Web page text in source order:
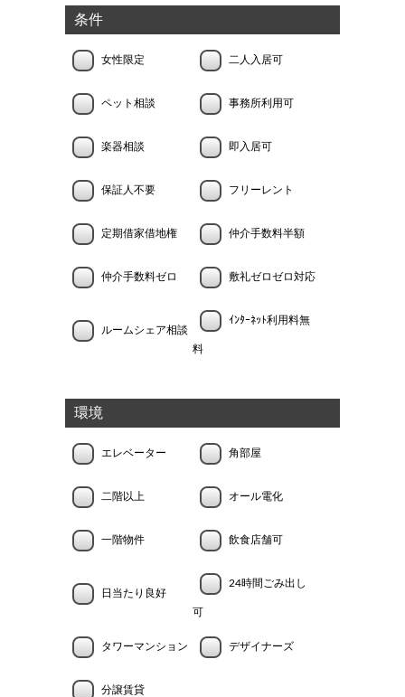
条件
女性限定 二人入居可
ペット相談 事務所利用可
楽器相談 即入居可
保証人不要 フリーレント
定期借家借地権 仲介手数料半額
仲介手数料ゼロ 敷礼ゼロゼロ対応
ルームシェア相談
ｲﾝﾀｰﾈｯﾄ利用料無
料
環境
エレベーター 角部屋
二階以上 オール電化
一階物件 飲食店舗可
日当たり良好
24時間ごみ出し
可
タワーマンション デザイナーズ
分譲賃貸